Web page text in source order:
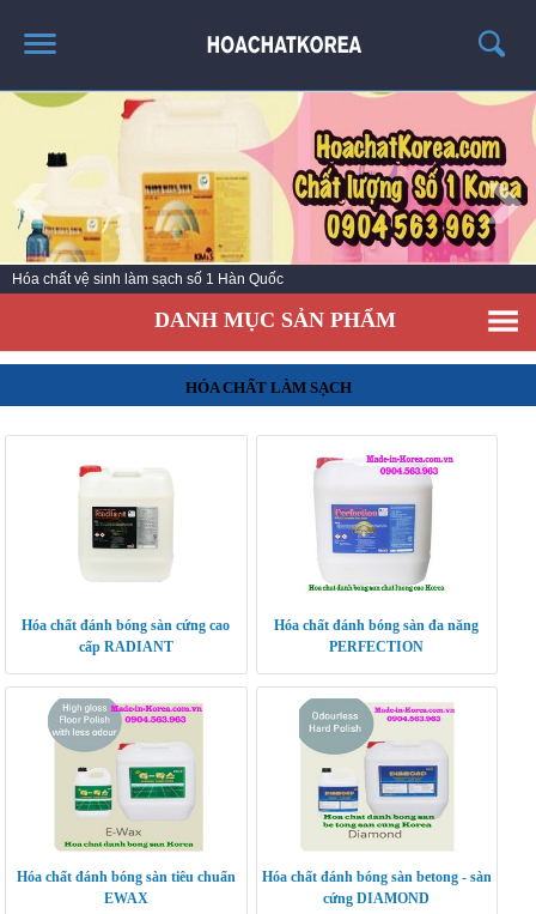
TRANG CHỦ
GIỚI THIỆU
THÔNG TIN SẢN PHẨM
TIN TỨC
LIÊN HỆ
TUYỂN DỤNG
Hóa chất vệ sinh làm sạch số 1 Hàn Quốc
DANH MỤC SẢN PHẨM
HÓA CHẤT LÀM SẠCH
Hóa chất đánh bóng sàn cứng cao
cấp RADIANT
Hóa chất đánh bóng sàn đa năng
PERFECTION
Hóa chất đánh bóng sàn tiêu chuẩn
EWAX
Hóa chất đánh bóng sàn betong - sàn
cứng DIAMOND